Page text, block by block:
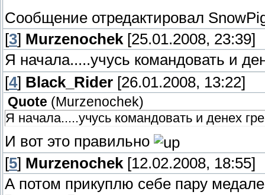
Сообщение отредактировал
[3] Murzenochek [25.01.2008, 23:39]
Я начала.....учусь командовать и
[4] Black_Rider [26.01.2008, 13:22]
Quote (Murzenochek)
Я начала.....учусь командовать и денех
И вот это правильно
[5] Murzenochek [12.02.2008, 18:55]
А потом прикуплю себе пару